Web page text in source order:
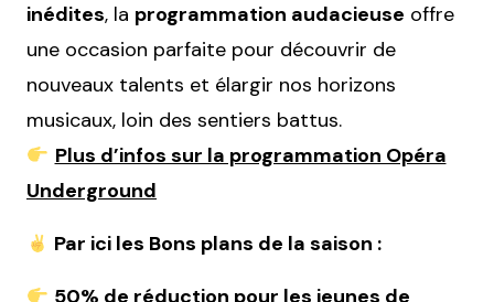
inédites, la programmation audacieuse offre
une occasion parfaite pour découvrir de
nouveaux talents et élargir nos horizons
musicaux, loin des sentiers battus.
Plus d’infos sur la programmation Opéra
Underground
Par ici les Bons plans de la saison :
50% de réduction pour les jeunes de